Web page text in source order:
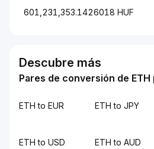
601,231,353.1426018 HUF
Descubre más
Pares de conversión de ETH
ETH to EUR ETH to JPY
ETH to USD ETH to AUD